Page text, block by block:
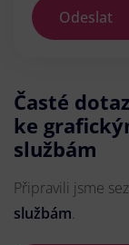
Odeslat
Časté
ke
službám
Připravili jsme
službám.